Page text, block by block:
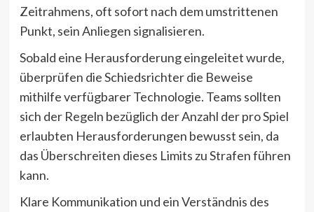
Zeitrahmens, oft sofort nach dem umstrittenen
Punkt, sein Anliegen signalisieren.
Sobald eine Herausforderung eingeleitet wurde,
überprüfen die Schiedsrichter die Beweise
mithilfe verfügbarer Technologie. Teams sollten
sich der Regeln bezüglich der Anzahl der pro Spiel
erlaubten Herausforderungen bewusst sein, da
das Überschreiten dieses Limits zu Strafen führen
kann.
Klare Kommunikation und ein Verständnis des